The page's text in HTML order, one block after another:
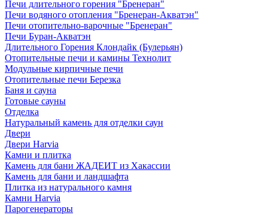
Печи длительного горения "Бренеран"
Печи водяного отопления "Бренеран-Акватэн"
Печи отопительно-варочные "Бренеран"
Печи Буран-Акватэн
Длительного Горения Клондайк (Булерьян)
Отопительные печи и камины Технолит
Модульные кирпичные печи
Отопительные печи Березка
Баня и сауна
Готовые сауны
Отделка
Натуральный камень для отделки саун
Двери
Двери Harvia
Камни и плитка
Камень для бани ЖАДЕИТ из Хакассии
Камень для бани и ландшафта
Плитка из натурального камня
Камни Harvia
Парогенераторы